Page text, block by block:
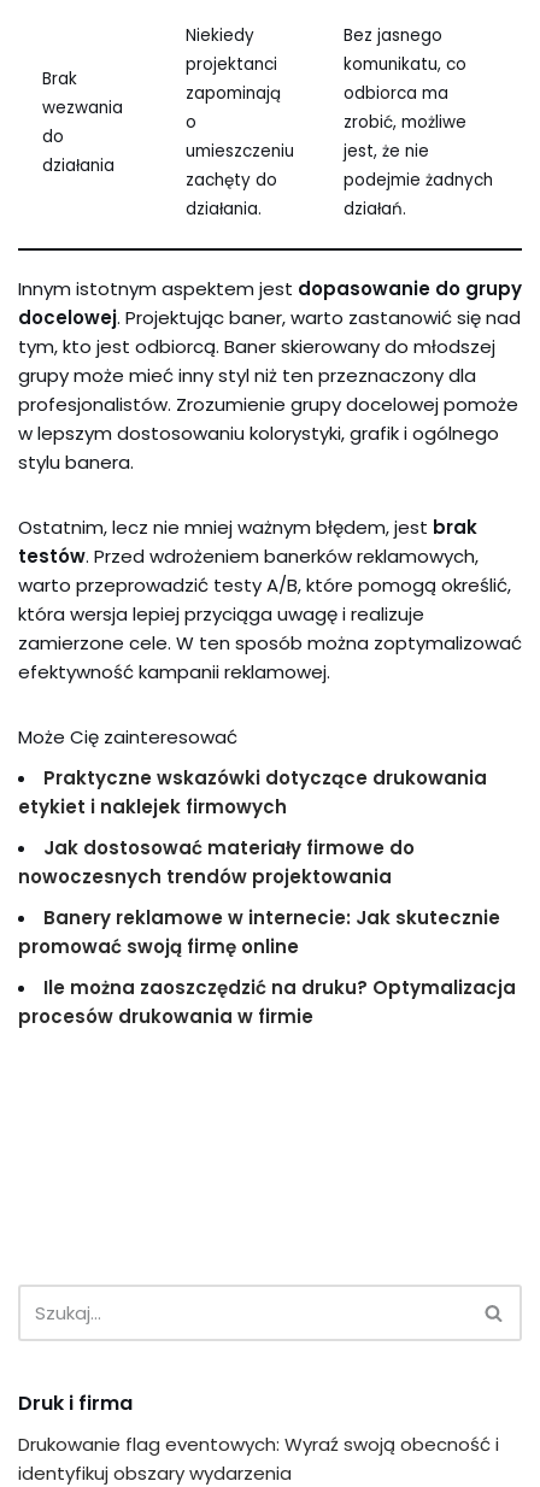
Brak
wezwania
do
działania
Niekiedy
projektanci
zapominają
o
umieszczeniu
zachęty do
działania.
Bez jasnego
komunikatu, co
odbiorca ma
zrobić, możliwe
jest, że nie
podejmie żadnych
działań.
Innym istotnym aspektem jest dopasowanie do grupy
docelowej. Projektując baner, warto zastanowić się nad
tym, kto jest odbiorcą. Baner skierowany do młodszej
grupy może mieć inny styl niż ten przeznaczony dla
profesjonalistów. Zrozumienie grupy docelowej pomoże
w lepszym dostosowaniu kolorystyki, grafik i ogólnego
stylu banera.
Ostatnim, lecz nie mniej ważnym błędem, jest brak
testów. Przed wdrożeniem banerków reklamowych,
warto przeprowadzić testy A/B, które pomogą określić,
która wersja lepiej przyciąga uwagę i realizuje
zamierzone cele. W ten sposób można zoptymalizować
efektywność kampanii reklamowej.
Może Cię zainteresować
Praktyczne wskazówki dotyczące drukowania
etykiet i naklejek firmowych
Jak dostosować materiały firmowe do
nowoczesnych trendów projektowania
Banery reklamowe w internecie: Jak skutecznie
promować swoją firmę online
Ile można zaoszczędzić na druku? Optymalizacja
procesów drukowania w firmie
Druk i firma
Drukowanie flag eventowych: Wyraź swoją obecność i
identyfikuj obszary wydarzenia